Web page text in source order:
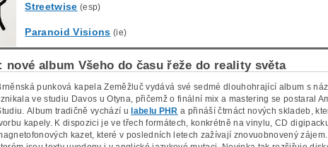
Streetwise (esp)
Paranoid Visions (ie)
nové album Všeho do času řeže do reality světa
punková kapela Zeměžluč vydává své sedmé dlouhohrající album s
ve studiu Davos u Otyna, přičemž o finální mix a mastering se postaral
Album tradičně vychází u labelu PHR a přináší čtrnáct nových skladeb,
kapely. K dispozici je ve třech formátech, konkrétně na vinylu, CD
kazet, které v posledních letech zažívají znovuobnovený